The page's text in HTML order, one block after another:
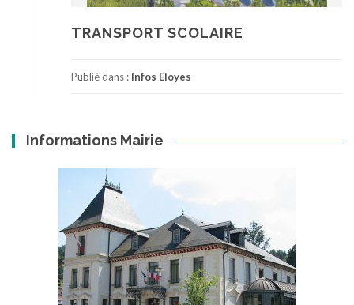
TRANSPORT SCOLAIRE
Publié dans : Infos Eloyes
Informations Mairie